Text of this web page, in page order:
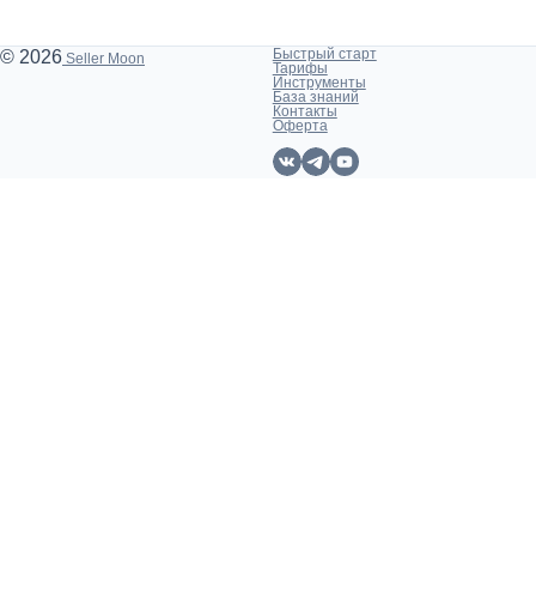
© 2026 Seller Moon
Быстрый старт
Тарифы
Инструменты
База знаний
Контакты
Оферта